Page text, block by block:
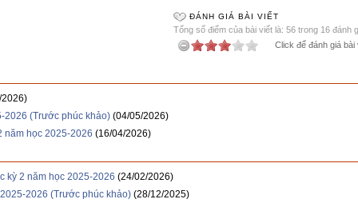
ĐÁNH GIÁ BÀI VIẾT
Tổng số điểm của bài viết là: 56 trong 16 đánh
Click để đánh giá bài
2026 (Trước phúc khảo) (04/05/2026)
năm học 2025-2026 (16/04/2026)
kỳ 2 năm học 2025-2026 (24/02/2026)
2026 (Trước phúc khảo) (28/12/2025)